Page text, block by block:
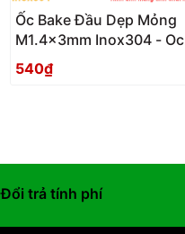
Ốc Bake Đầu Dẹp Mỏng
M1.4x3mm Inox304 - Oc
PaKe Dau Dep Mong
540₫
Đổi trả tính phí